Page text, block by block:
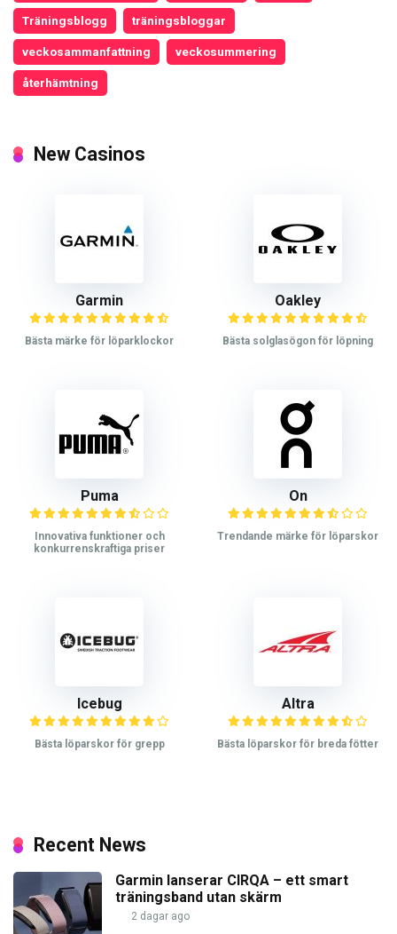
Träningsblogg träningsbloggar
veckosammanfattning veckosummering
återhämtning
New Casinos
Garmin
Bästa märke för löparklockor
Oakley
Bästa solglasögon för löpning
Puma
Innovativa funktioner och
konkurrenskraftiga priser
On
Trendande märke för löparskor
Icebug
Bästa löparskor för grepp
Altra
Bästa löparskor för breda fötter
Recent News
Garmin lanserar CIRQA – ett smart
träningsband utan skärm
2 dagar ago